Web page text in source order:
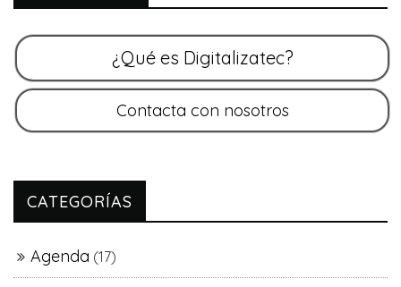
CATEGORÍAS
Agenda (17)